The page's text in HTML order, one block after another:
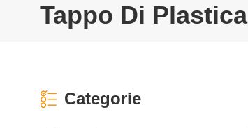
Tappo Di Plastica
Categorie